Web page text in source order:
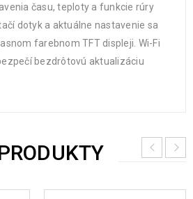
času, teploty a funkcie rúry
dotyk a aktuálne nastavenie sa
farebnom TFT displeji. Wi-Fi
bezdrôtovú aktualizáciu